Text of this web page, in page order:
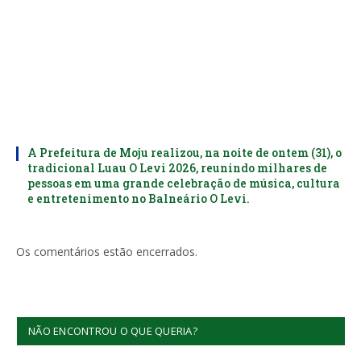
A Prefeitura de Moju realizou, na noite de ontem (31), o
tradicional Luau O Levi 2026, reunindo milhares de
pessoas em uma grande celebração de música, cultura
e entretenimento no Balneário O Levi.
Os comentários estão encerrados.
NÃO ENCONTROU O QUE QUERIA?